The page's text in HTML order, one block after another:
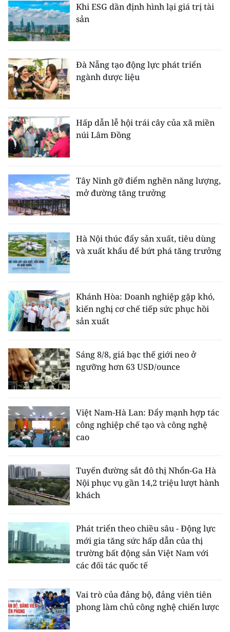
Khi ESG dần định hình lại giá trị tài
sản
Đà Nẵng tạo động lực phát triển
ngành dược liệu
Hấp dẫn lễ hội trái cây của xã miền
núi Lâm Đồng
Tây Ninh gỡ điểm nghẽn năng lượng,
mở đường tăng trưởng
Hà Nội thúc đẩy sản xuất, tiêu dùng
và xuất khẩu để bứt phá tăng trưởng
Khánh Hòa: Doanh nghiệp gặp khó,
kiến nghị cơ chế tiếp sức phục hồi
sản xuất
Sáng 8/8, giá bạc thế giới neo ở
ngưỡng hơn 63 USD/ounce
Việt Nam-Hà Lan: Đẩy mạnh hợp tác
công nghiệp chế tạo và công nghệ
cao
Tuyến đường sắt đô thị Nhổn-Ga Hà
Nội phục vụ gần 14,2 triệu lượt hành
khách
Phát triển theo chiều sâu - Động lực
mới gia tăng sức hấp dẫn của thị
trường bất động sản Việt Nam với
các đối tác quốc tế
Vai trò của đảng bộ, đảng viên tiên
phong làm chủ công nghệ chiến lược